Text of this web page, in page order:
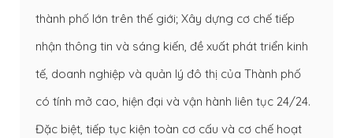
thành phố lớn trên thế giới; Xây dựng cơ chế tiếp
nhận thông tin và sáng kiến, đề xuất phát triển kinh
tế, doanh nghiệp và quản lý đô thị của Thành phố
có tính mở cao, hiện đại và vận hành liên tục 24/24.
Đặc biệt, tiếp tục kiện toàn cơ cấu và cơ chế hoạt